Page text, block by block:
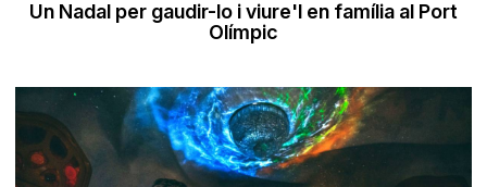
Un Nadal per gaudir-lo i viure'l en família al Port
Olímpic